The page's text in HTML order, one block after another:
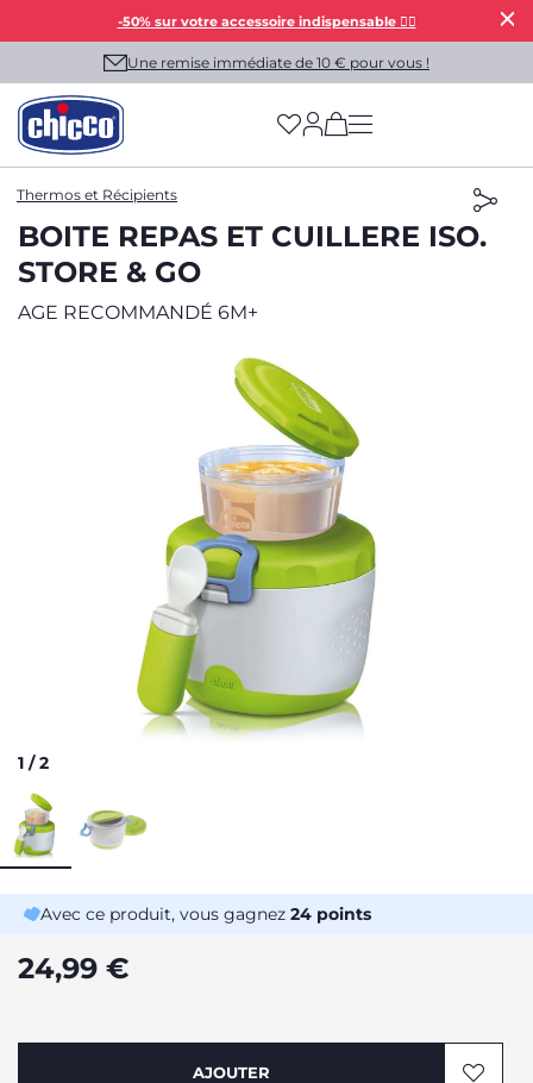
-50% sur votre accessoire indispensable 👯‍♀️
Une remise immédiate de 10 € pour vous !
(has more options
Thermos et Récipients
BOITE REPAS ET CUILLERE ISO.
STORE & GO
AGE RECOMMANDÉ 6M+
1 /2
Avec ce produit, vous gagnez 24 points
24,99 €
AJOUTER